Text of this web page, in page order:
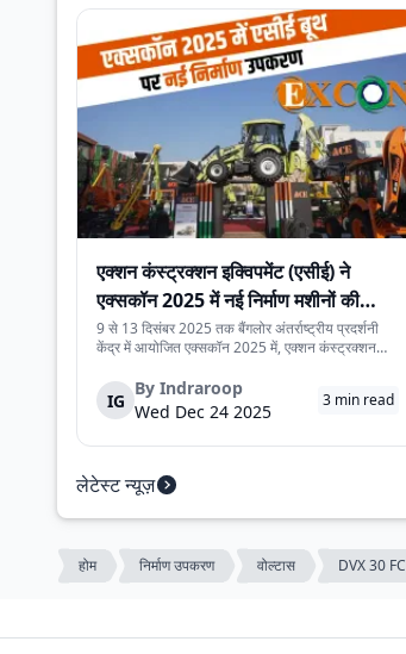
एक्शन कंस्ट्रक्शन इक्विपमेंट (एसीई) ने
एक्सकॉन 2025 में नई निर्माण मशीनों की
श्रृंखला पेश की
9 से 13 दिसंबर 2025 तक बैंगलोर अंतर्राष्ट्रीय प्रदर्शनी
केंद्र में आयोजित एक्सकॉन 2025 में, एक्शन कंस्ट्रक्शन
पेश की। यह नई मशीनें निर्माण स्थलों पर काम की गति, सुरक्षा
और संचालन को बेहतर बना...
IG
By Indraroop
Wed Dec 24 2025
3 min read
लेटेस्ट न्यूज़
होम निर्माण उपकरण वोल्टास DVX 30 FC